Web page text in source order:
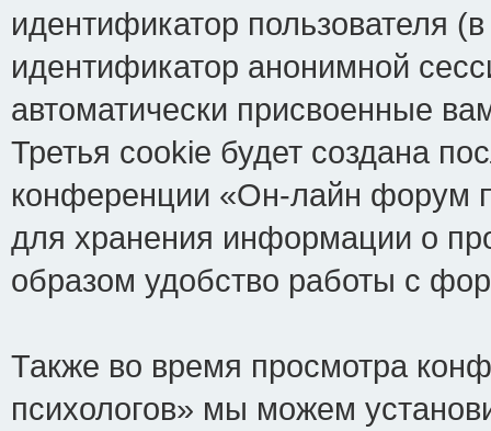
идентификатор пользователя
идентификатор анонимной
автоматически присвоенные
Третья cookie будет создана
конференции «Он-лайн форум
для хранения информации о
образом удобство работы с
Также во время просмотра
психологов» мы можем